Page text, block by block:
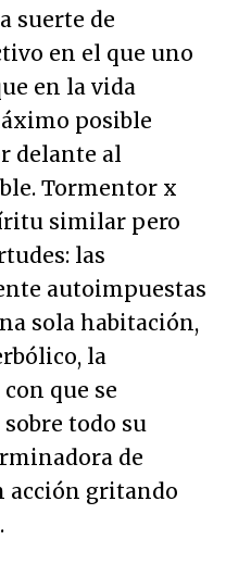
suerte de
en el que uno
en la vida
posible
delante al
Tormentor x
similar pero
las
autoimpuestas
sola habitación,
la
que se
todo su
de
acción gritando